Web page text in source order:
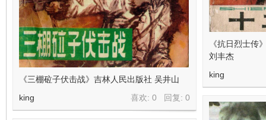
《抗日烈士传
刘丰杰
king
《三棚砬子伏击战》吉林人民出版社 吴井山
喜欢: 0 回复: 0
king